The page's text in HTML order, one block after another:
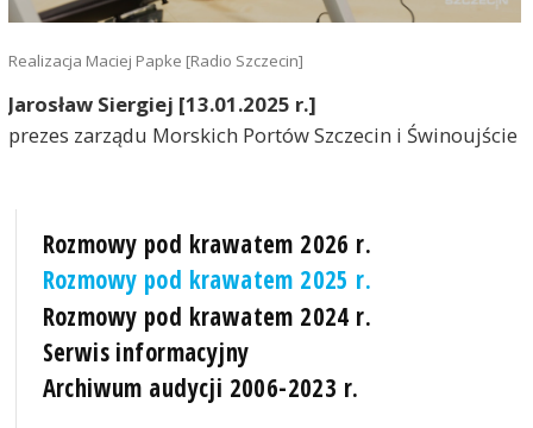
Realizacja Maciej Papke [Radio Szczecin]
Jarosław Siergiej [13.01.2025 r.]
prezes zarządu Morskich Portów Szczecin i Świnoujście
Rozmowy pod krawatem 2026 r.
Rozmowy pod krawatem 2025 r.
Rozmowy pod krawatem 2024 r.
Serwis informacyjny
Archiwum audycji 2006-2023 r.